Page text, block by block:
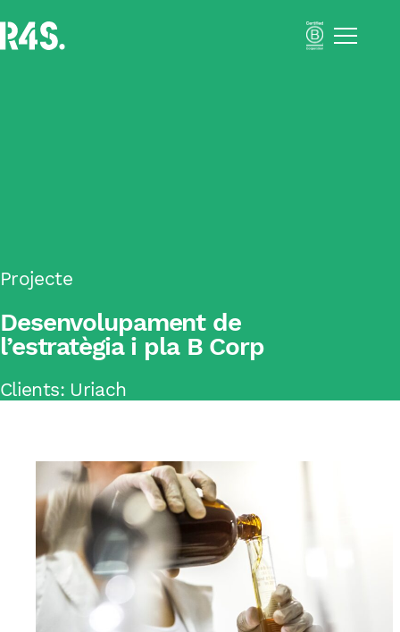
Menú
Portfolio
Impacte
Blog
Català
Español
Projecte
Desenvolupament de
l’estratègia i pla B Corp
Clients: Uriach